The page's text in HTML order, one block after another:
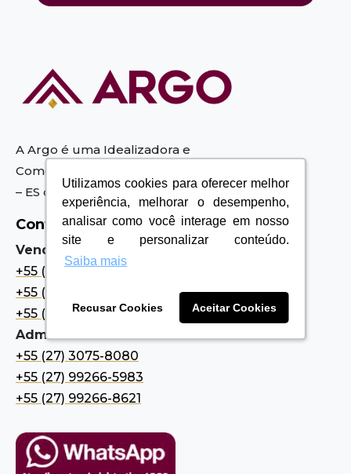
Utilizamos cookies para oferecer melhor
experiência, melhorar o desempenho,
analisar como você interage em nosso
site e personalizar conteúdo.
Saiba mais
Recusar Cookies Aceitar Cookies
Utilizamos cookies para oferecer melhor
experiência, melhorar o desempenho,
analisar como você interage em nosso
site e personalizar conteúdo.
Saiba mais
Recusar Cookies Aceitar Cookies
A Argo é uma Idealizadora e
Comercializadora de Imóveis em Vila Velha
– ES que está no mercado desde 2002.
Contatos
Vendas:
+55 (27) 4009-8989
+55 (27) 99268-3438
+55 (27) 99268-6933
Administrativo:
+55 (27) 3075-8080
+55 (27) 99266-5983
+55 (27) 99266-8621